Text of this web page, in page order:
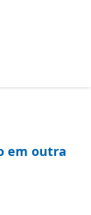
em outra